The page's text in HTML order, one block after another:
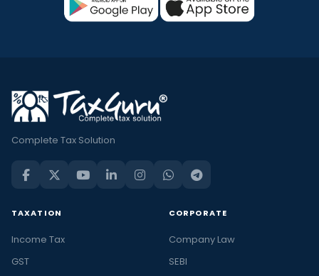
Complete Tax Solution
TAXATION
Income Tax
GST
CORPORATE
Company Law
SEBI